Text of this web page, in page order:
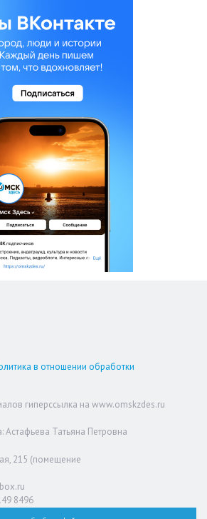
в отношении обработки
гиперссылка на www.omskzdes.ru
Астафьева Татьяна Петровна
215 (помещение
8496